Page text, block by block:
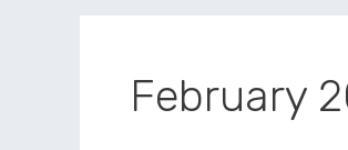
February